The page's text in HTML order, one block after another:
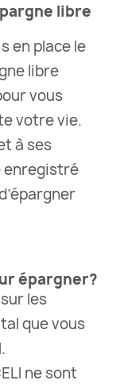
libre
en place le
libre
vous
votre vie.
à ses
enregistré
épargner?
les
que vous
ne sont